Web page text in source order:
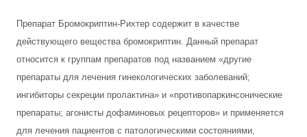
Препарат Бромокриптин-Рихтер содержит в качестве
действующего вещества бромокриптин. Данный препарат
относится к группам препаратов под названием «другие
препараты для лечения гинекологических заболеваний;
ингибиторы секреции пролактина» и «противопаркинсонические
препараты; агонисты дофаминовых рецепторов» и применяется
для лечения пациентов с патологическими состояниями,